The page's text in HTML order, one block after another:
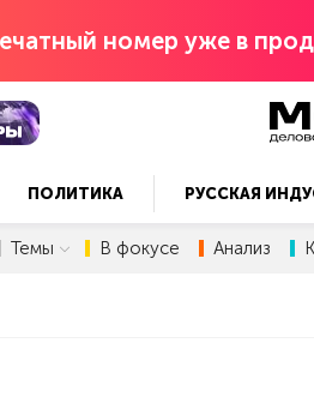
номер уже в
ПОЛИТИКА РУССКАЯ
Темы В фокусе Анализ